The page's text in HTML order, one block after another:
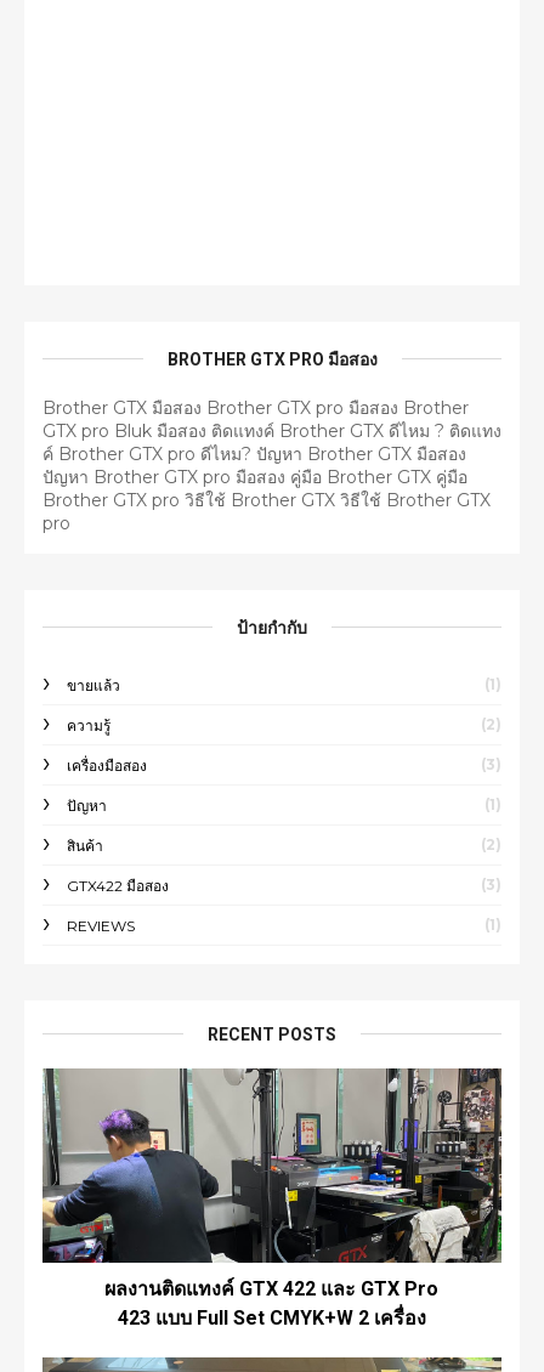
BROTHER GTX PRO มือสอง
Brother GTX มือสอง Brother GTX pro มือสอง Brother
GTX pro Bluk มือสอง ติดแทงค์ Brother GTX ดีไหม ? ติดแทง
ค์ Brother GTX pro ดีไหม? ปัญหา Brother GTX มือสอง
ปัญหา Brother GTX pro มือสอง คู่มือ Brother GTX คู่มือ
Brother GTX pro วิธีใช้ Brother GTX วิธีใช้ Brother GTX
pro
ป้ายกำกับ
ขายแล้ว (1)
ความรู้ (2)
เครื่องมือสอง (3)
ปัญหา (1)
สินค้า (2)
GTX422 มือสอง (3)
REVIEWS (1)
RECENT POSTS
ผลงานติดแทงค์ GTX 422 และ GTX Pro
423 แบบ Full Set CMYK+W 2 เครื่อง